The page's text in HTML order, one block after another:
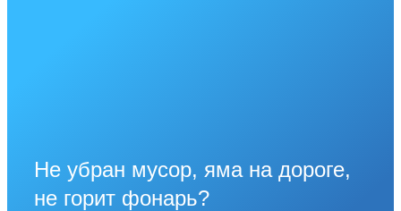
Не убран мусор, яма на дороге,
не горит фонарь?